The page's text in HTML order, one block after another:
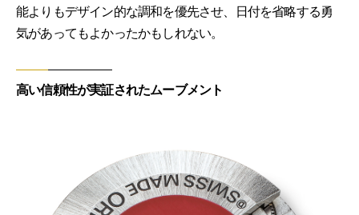
能よりもデザイン的な調和を優先させ、日付を省略する勇
気があってもよかったかもしれない。
高い信頼性が実証されたムーブメント